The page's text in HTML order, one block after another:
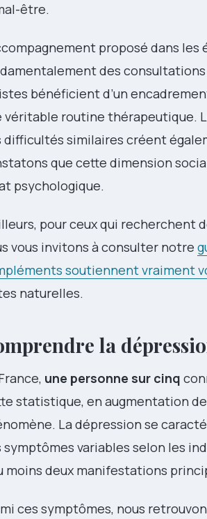
être.
proposé dans
des
bénéficient d’un
véritable routine thérapeutique.
difficultés similaires créent
que cette dimension
psychologique.
pour ceux qui
vous invitons à consulter notre
soutiennent vraiment
naturelles.
la
une personne sur cinq
statistique, en augmentation
La dépression se
symptômes variables selon les
moins deux manifestations
ces symptômes, nous